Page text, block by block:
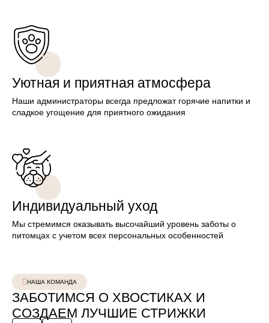
Уютная и приятная атмосфера
Наши администраторы всегда предложат горячие напитки и
сладкое угощение для приятного ожидания
Индивидуальный уход
Мы стремимся оказывать высочайший уровень заботы о
питомцах с учетом всех персональных особенностей
НАША КОМАНДА
ЗАБОТИМСЯ О ХВОСТИКАХ И
СОЗДАЕМ ЛУЧШИЕ СТРИЖКИ